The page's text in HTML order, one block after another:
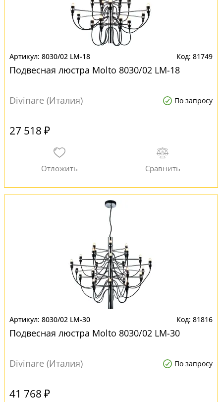
8030/02 LM-18 81749
Подвесная люстра Molto 8030/02 LM-18
Divinare (Италия) По запросу
27 518 ₽
8030/02 LM-30 81816
Подвесная люстра Molto 8030/02 LM-30
Divinare (Италия) По запросу
41 768 ₽